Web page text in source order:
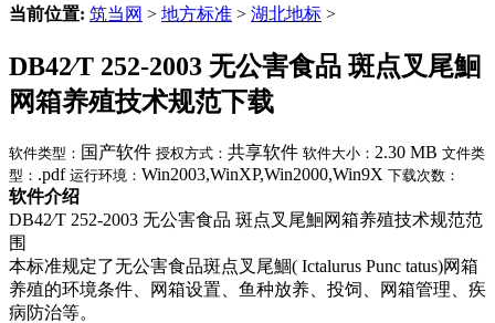
当前位置: 筑当网 > 地方标准 > 湖北地标 >
DB42∕T 252-2003 无公害食品 斑点叉尾鮰
网箱养殖技术规范下载
软件类型： 国产软件 授权方式： 共享软件 软件大小： 2.30 MB 文件类
型： .pdf 运行环境： Win2003,WinXP,Win2000,Win9X 下载次数：
软件介绍
DB42∕T 252-2003 无公害食品 斑点叉尾鮰网箱养殖技术规范范
围
本标准规定了无公害食品斑点叉尾鯝( Ictalurus Punc tatus)网箱
养殖的环境条件、网箱设置、鱼种放养、投饲、网箱管理、疾
病防治等。